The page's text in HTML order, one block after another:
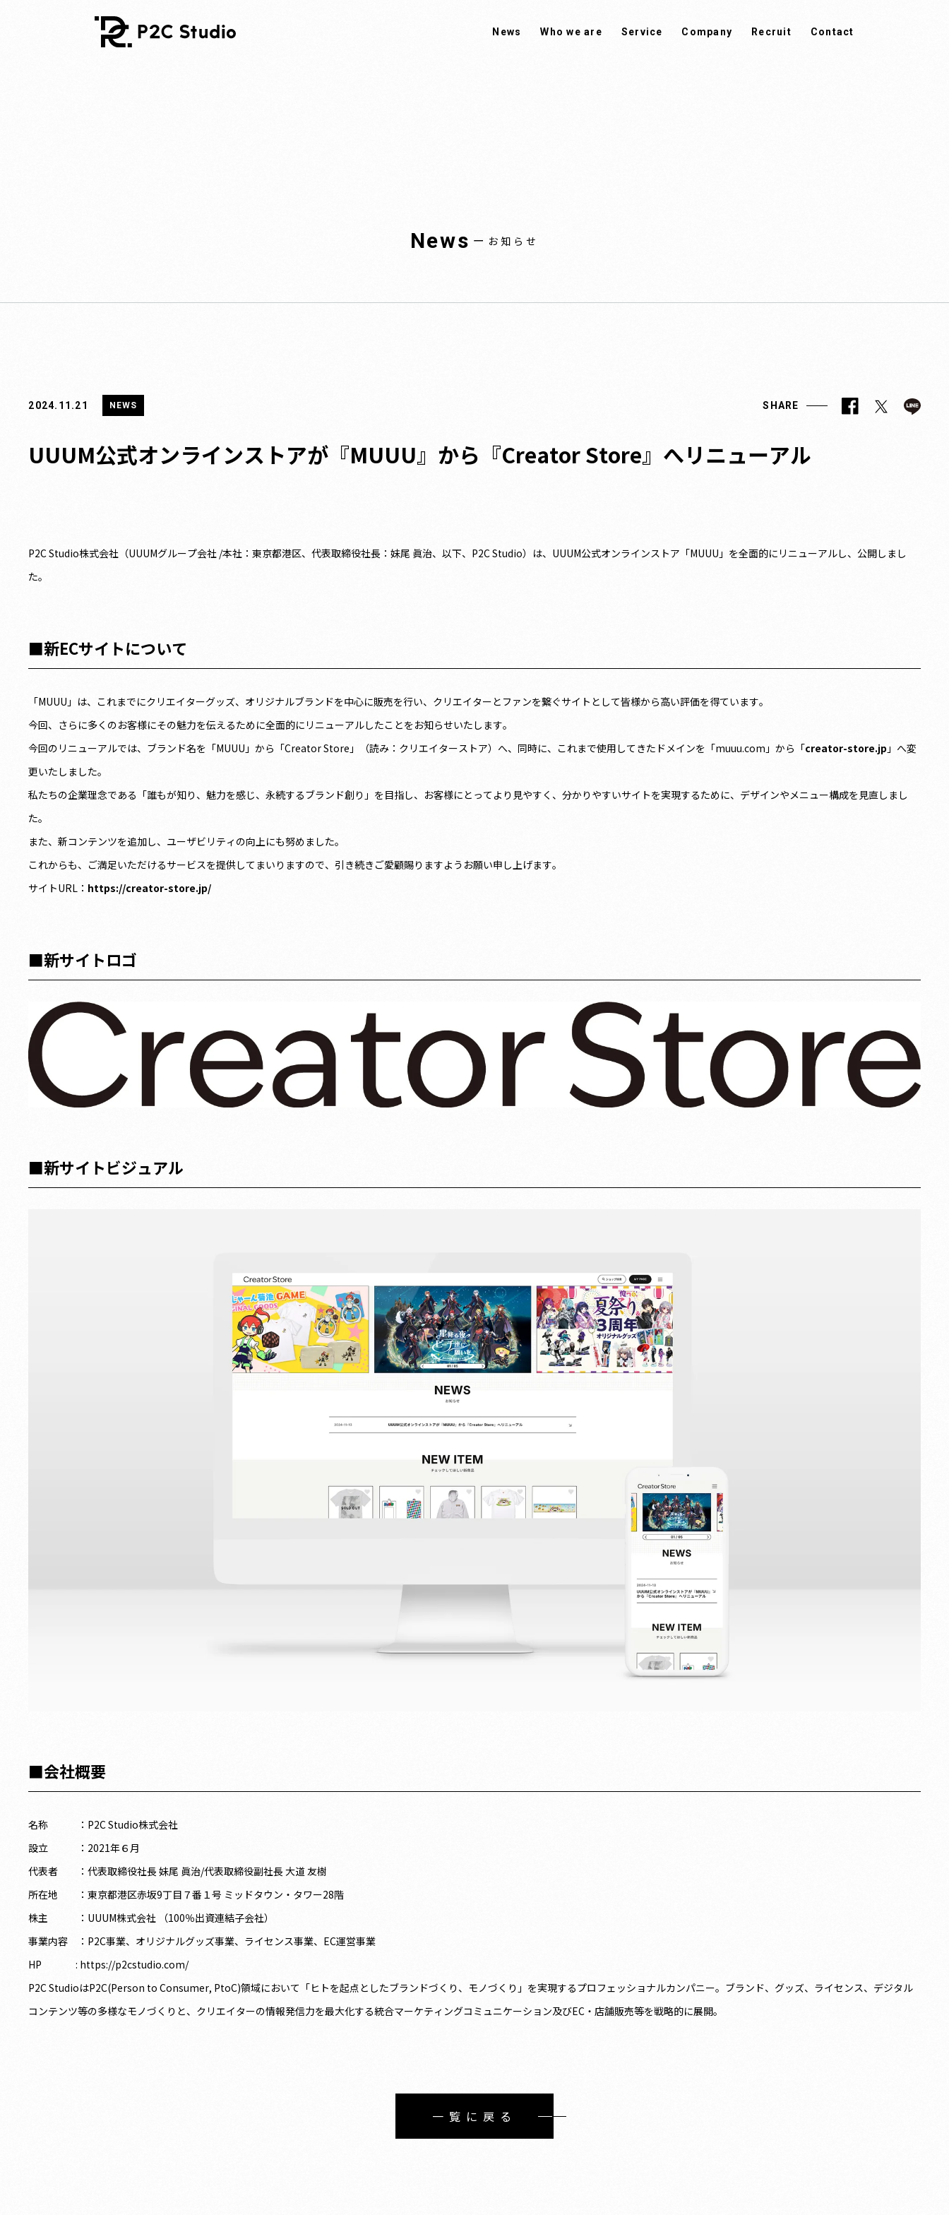
News Who we are Service Company Recruit Contact
News ー お知らせ
2024.11.21 NEWS SHARE
UUUM公式オンラインストアが『MUUU』から『Creator Store』へリニューアル
P2C Studio株式会社（UUUMグループ会社 /本社：東京都港区、代表取締役社長：妹尾 眞治、以下、P2C Studio）は、UUUM公式オンラインストア「MUUU」を全面的にリニューアルし、公開しまし
た。
■新ECサイトについて
「MUUU」は、これまでにクリエイターグッズ、オリジナルブランドを中心に販売を行い、クリエイターとファンを繋ぐサイトとして皆様から高い評価を得ています。
今回、さらに多くのお客様にその魅力を伝えるために全面的にリニューアルしたことをお知らせいたします。
今回のリニューアルでは、ブランド名を「MUUU」から「Creator Store」（読み：クリエイターストア）へ、同時に、これまで使用してきたドメインを「muuu.com」から「creator-store.jp 」へ変
更いたしました。
私たちの企業理念である「誰もが知り、魅力を感じ、永続するブランド創り」を目指し、お客様にとってより見やすく、分かりやすいサイトを実現するために、デザインやメニュー構成を見直しまし
た。
また、新コンテンツを追加し、ユーザビリティの向上にも努めました。
これからも、ご満足いただけるサービスを提供してまいりますので、引き続きご愛顧賜りますようお願い申し上げます。
サイトURL： https://creator-store.jp/
■新サイトロゴ
■新サイトビジュアル
■会社概要
名称 ：P2C Studio株式会社
設立 ：2021年６月
代表者 ：代表取締役社長 妹尾 眞治/代表取締役副社長 大道 友樹
所在地 ：東京都港区赤坂9丁目７番１号 ミッドタウン・タワー28階
株主 ：UUUM株式会社 （100％出資連結子会社）
事業内容 ：P2C事業、オリジナルグッズ事業、ライセンス事業、EC運営事業
HP : https://p2cstudio.com/
P2C StudioはP2C(Person to Consumer, PtoC)領域において「ヒトを起点としたブランドづくり、モノづくり」を実現するプロフェッショナルカンパニー。ブランド、グッズ、ライセンス、デジタル
コンテンツ等の多様なモノづくりと、クリエイターの情報発信力を最大化する統合マーケティングコミュニケーション及びEC・店舗販売等を戦略的に展開。
一覧に戻る